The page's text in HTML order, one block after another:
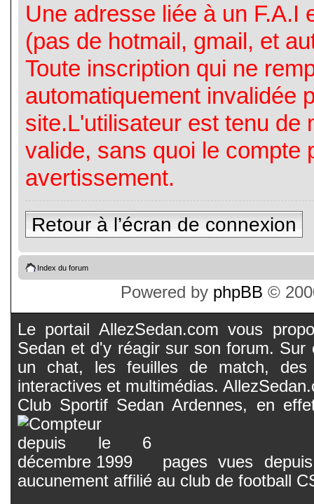
Une adresse liée à un F.A.I
(pas de hotmail, gmail, et
Toute inscription qui ne
automatiquement invalidée
site.L'utilisateur est tenu de
valide, sans quoi le compte
avertissement.
Retour à l’écran de connexion
Index du forum
Powered by phpBB ©
Le portail AllezSedan.com vous
Sedan et d'y réagir sur son forum.
un chat, les feuilles de match, des
interactives et multimédias.
Club Sportif Sedan Ardennes, en
pages vues
aucunement affilié au club de football